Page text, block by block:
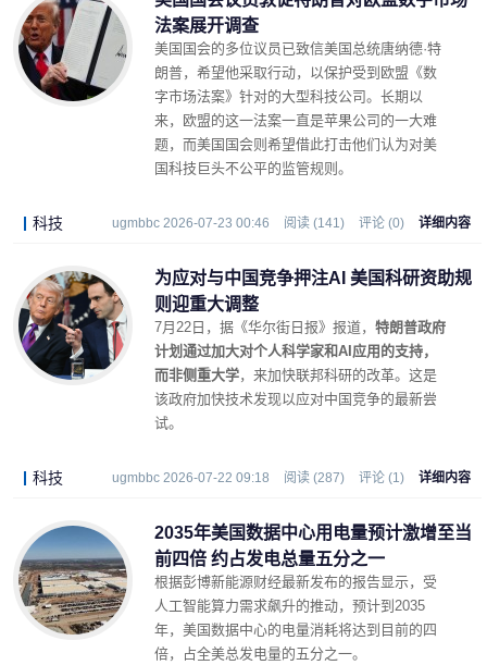
法案展开调查
美国国会的多位议员已致信美国总统唐纳德·特
朗普，希望他采取行动，以保护受到欧盟《数
字市场法案》针对的大型科技公司。长期以
来，欧盟的这一法案一直是苹果公司的一大难
题，而美国国会则希望借此打击他们认为对美
国科技巨头不公平的监管规则。
科技 ugmbbc 2026-07-23 00:46 阅读 (141) 评论 (0) 详细内容
为应对与中国竞争押注AI 美国科研资助规
则迎重大调整
7月22日，据《华尔街日报》报道， 特朗普政府
计划通过加大对个人科学家和AI应用的支持，
而非侧重大学，来加快联邦科研的改革。这是
该政府加快技术发现以应对中国竞争的最新尝
试。
科技 ugmbbc 2026-07-22 09:18 阅读 (287) 评论 (1) 详细内容
2035年美国数据中心用电量预计激增至当
前四倍 约占发电总量五分之一
根据彭博新能源财经最新发布的报告显示，受
人工智能算力需求飙升的推动，预计到2035
年，美国数据中心的电量消耗将达到目前的四
倍，占全美总发电量的五分之一。